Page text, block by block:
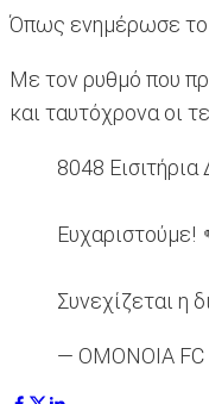
Όπως ενημέρωσε το
Με τον ρυθμό που
και ταυτόχρονα οι
8048
Ευχαριστούμε!
Συνεχίζεται η
— OMONOIA